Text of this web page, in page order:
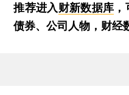
推荐进入财新数据库
债券、公司人物，财经